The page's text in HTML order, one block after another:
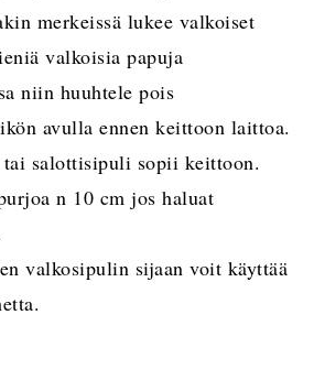
merkeissä lukee valkoiset
valkoisia papuja
niin huuhtele pois
avulla ennen keittoon laittoa.
salottisipuli sopii keittoon.
n 10 cm jos haluat
valkosipulin sijaan voit käyttää